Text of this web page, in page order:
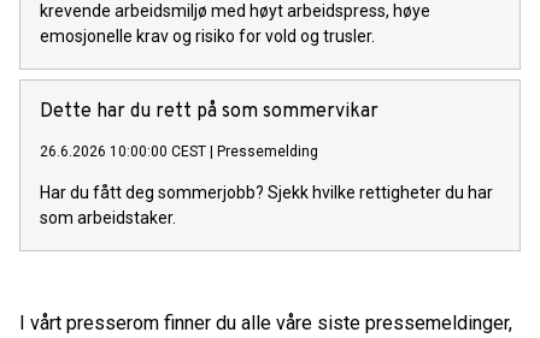
krevende arbeidsmiljø med høyt arbeidspress, høye
emosjonelle krav og risiko for vold og trusler.
Dette har du rett på som sommervikar
26.6.2026 10:00:00 CEST Pressemelding
Har du fått deg sommerjobb? Sjekk hvilke rettigheter du har
som arbeidstaker.
I vårt presserom finner du alle våre siste pressemeldinger,